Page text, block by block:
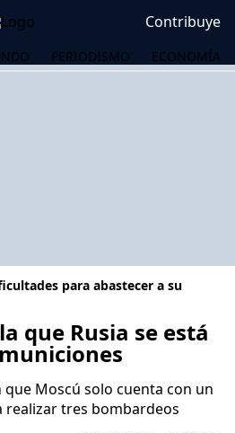
Contribuye
PERIODISMO ECONOMÍA
para abastecer a su
que Rusia se está
que Moscú solo cuenta con un
realizar tres bombardeos